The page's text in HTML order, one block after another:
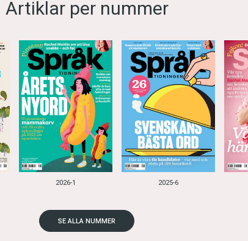
Artiklar per nummer
2026-1 2025-6
SE ALLA NUMMER